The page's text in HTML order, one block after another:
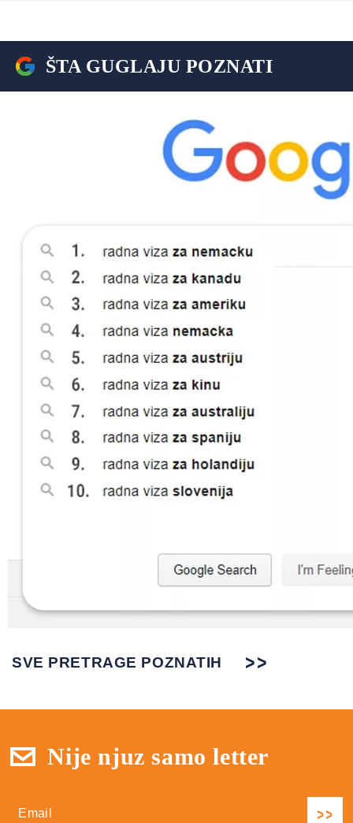
ŠTA GUGLAJU POZNATI
SVE PRETRAGE POZNATIH
Nije njuz samo letter